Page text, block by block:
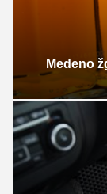
Medeno